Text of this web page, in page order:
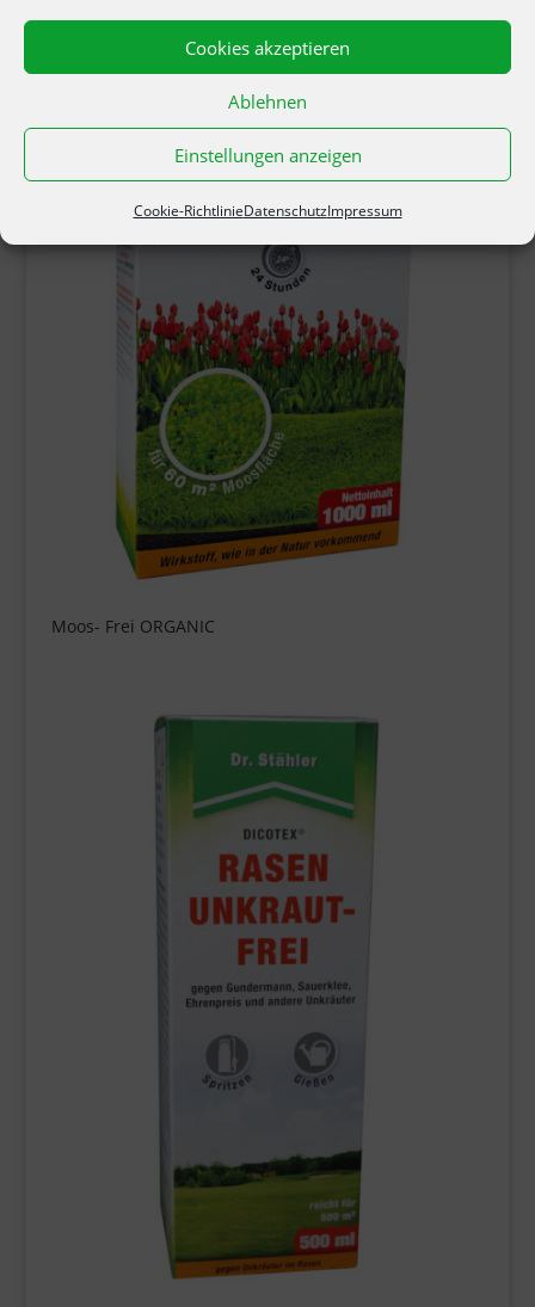
Cookies akzeptieren
Ablehnen
Einstellungen anzeigen
Cookie-RichtlinieDatenschutzImpressum
Moos- Frei ORGANIC